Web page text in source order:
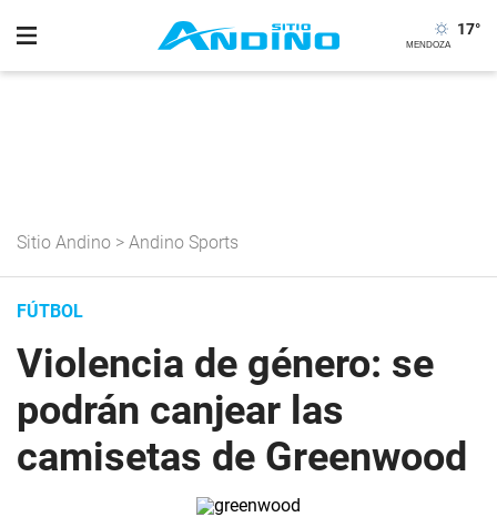
17°
Sitio Andino > Andino Sports
FÚTBOL
Violencia de género: se
podrán canjear las
camisetas de Greenwood